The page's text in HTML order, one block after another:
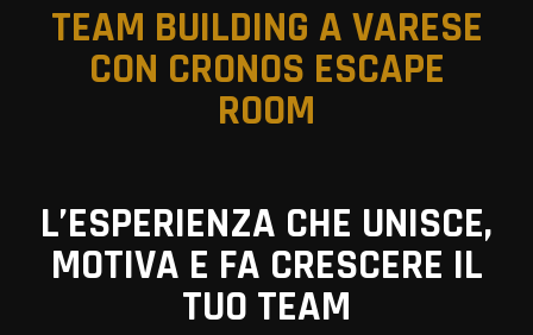
TEAM BUILDING A VARESE
CON CRONOS ESCAPE
ROOM
L’ESPERIENZA CHE UNISCE,
MOTIVA E FA CRESCERE IL
TUO TEAM